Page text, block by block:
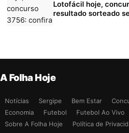
Lotofácil hoje,
resultado sorteado
A Folha Hoje
Notícias Sergipe Bem Estar
Economia
Futebol Futebol Ao Vivo
Sobre A Folha Hoje
Política de